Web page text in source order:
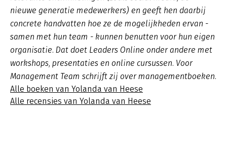
nieuwe generatie medewerkers) en geeft hen daarbij
concrete handvatten hoe ze de mogelijkheden ervan -
samen met hun team - kunnen benutten voor hun eigen
organisatie. Dat doet Leaders Online onder andere met
workshops, presentaties en online cursussen. Voor
Management Team schrijft zij over managementboeken.
Alle boeken van Yolanda van Heese
Alle recensies van Yolanda van Heese